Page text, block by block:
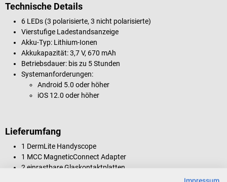
Technische Details
6 LEDs (3 polarisierte, 3 nicht polarisierte)
Vierstufige Ladestandsanzeige
Akku-Typ: Lithium-Ionen
Akkukapazität: 3,7 V, 670 mAh
Betriebsdauer: bis zu 5 Stunden
Systemanforderungen:
Android 5.0 oder höher
iOS 12.0 oder höher
Lieferumfang
1 DermLite Handyscope
1 MCC MagneticConnect Adapter
2 einrastbare Glaskontaktplatten